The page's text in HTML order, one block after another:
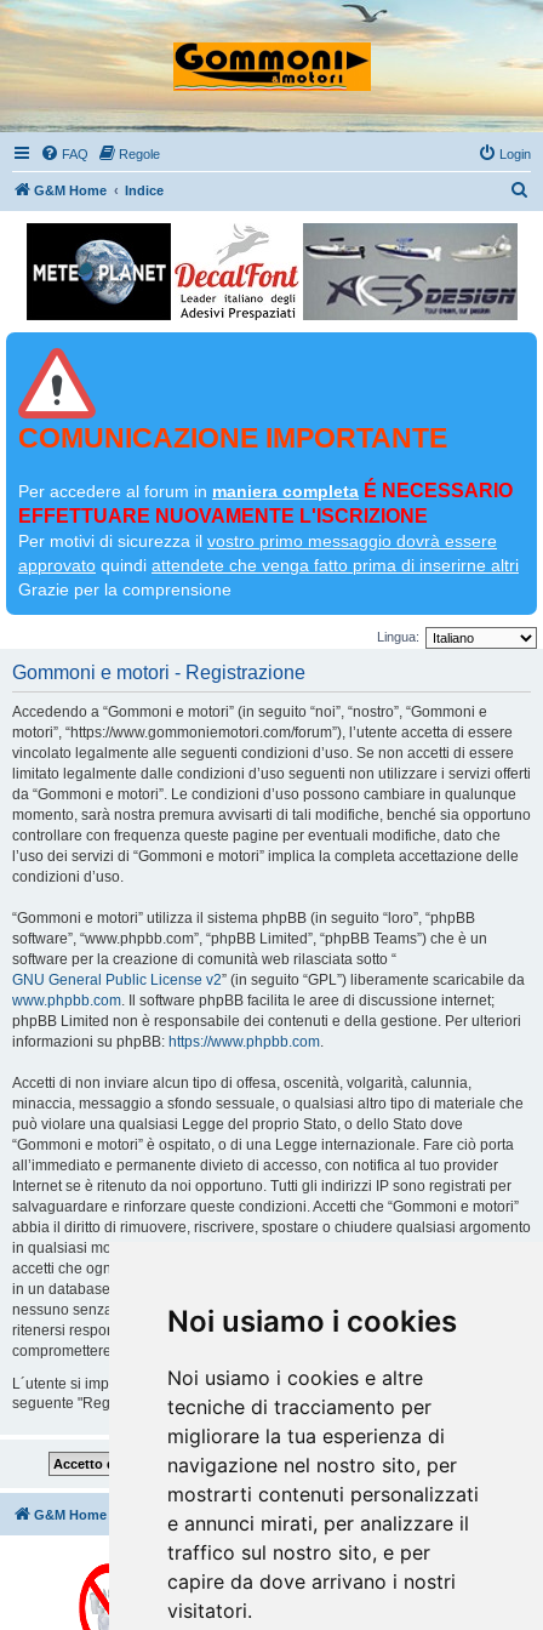
Noi usiamo i cookies
Noi usiamo i cookies e altre
tecniche di tracciamento per
migliorare la tua esperienza di
navigazione nel nostro sito, per
mostrarti contenuti personalizzati
e annunci mirati, per analizzare il
traffico sul nostro sito, e per
capire da dove arrivano i nostri
visitatori.
FAQ Regole Login
G&M Home Indice
COMUNICAZIONE IMPORTANTE
Per accedere al forum in maniera completa É NECESSARIO
EFFETTUARE NUOVAMENTE L'ISCRIZIONE
Per motivi di sicurezza il vostro primo messaggio dovrà essere
approvato quindi attendete che venga fatto prima di inserirne altri
Grazie per la comprensione
Lingua:
Gommoni e motori - Registrazione
Accedendo a “Gommoni e motori” (in seguito “noi”, “nostro”, “Gommoni e
motori”, “https://www.gommoniemotori.com/forum”), l’utente accetta di essere
vincolato legalmente alle seguenti condizioni d’uso. Se non accetti di essere
limitato legalmente dalle condizioni d’uso seguenti non utilizzare i servizi offerti
da “Gommoni e motori”. Le condizioni d’uso possono cambiare in qualunque
momento, sarà nostra premura avvisarti di tali modifiche, benché sia opportuno
controllare con frequenza queste pagine per eventuali modifiche, dato che
l’uso dei servizi di “Gommoni e motori” implica la completa accettazione delle
condizioni d’uso.
“Gommoni e motori” utilizza il sistema phpBB (in seguito “loro”, “phpBB
software”, “www.phpbb.com”, “phpBB Limited”, “phpBB Teams”) che è un
software per la creazione di comunità web rilasciata sotto “
GNU General Public License v2” (in seguito “GPL”) liberamente scaricabile da
www.phpbb.com. Il software phpBB facilita le aree di discussione internet;
phpBB Limited non è responsabile dei contenuti e della gestione. Per ulteriori
informazioni su phpBB: https://www.phpbb.com.
Accetti di non inviare alcun tipo di offesa, oscenità, volgarità, calunnia,
minaccia, messaggio a sfondo sessuale, o qualsiasi altro tipo di materiale che
può violare una qualsiasi Legge del proprio Stato, o dello Stato dove
“Gommoni e motori” è ospitato, o di una Legge internazionale. Fare ciò porta
all’immediato e permanente divieto di accesso, con notifica al tuo provider
Internet se è ritenuto da noi opportuno. Tutti gli indirizzi IP sono registrati per
salvaguardare e rinforzare queste condizioni. Accetti che “Gommoni e motori”
abbia il diritto di rimuovere, riscrivere, spostare o chiudere qualsiasi argomento
in qualsiasi momento lo ritenga necessario. Come fruitore di questo servizio,
accetti che ogni informazione (dato personale) tu abbia inviato sia conservata
in un database. Al contempo queste informazioni non saranno divulgate a
nessuno senza il tuo consenso, né “Gommoni e motori” o phpBB sono da
ritenersi responsabili per qualsiasi violazione al sistema che possa
compromettere queste informazioni.
L´utente si impegna a rispettare le regole del forum indicate nella sezione
seguente "Regole":
Guarda le regole del Forum
G&M Home Tutti gli orari sonoUTC+02:00
Cancella cookie